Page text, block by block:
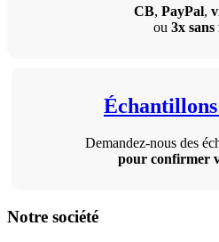
CB, PayPal,
ou 3x sans
Demandez-nous des
pour confirmer
Notre société